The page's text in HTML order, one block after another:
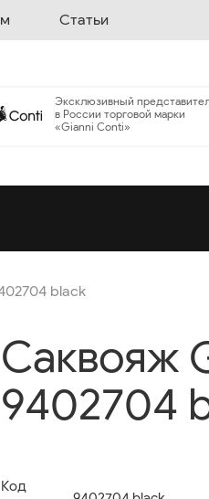
Статьи
Эксклюзивный
в России торговой марки
«Gianni Conti»
black
Саквояж
9402704
Код